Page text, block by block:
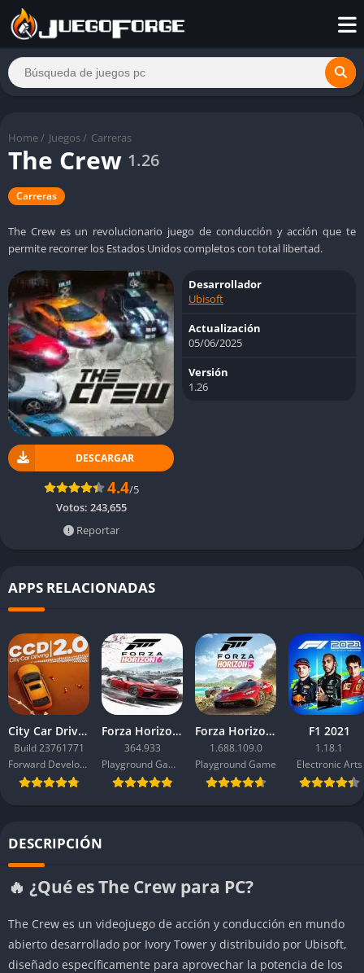
Home / Juegos / Carreras
The Crew 1.26
Carreras
The Crew es un revolucionario juego de conducción y acción que te
permite recorrer los Estados Unidos completos con total libertad.
DESCARGAR
4.4/5
Votos: 243,655
Reportar
Desarrollador
Ubisoft
Actualización
05/06/2025
Versión
1.26
APPS RELACIONADAS
City Car Driving 2.0
Build 23761771
Forward Development
Forza Horizon 6
364.933
Playground Games
Forza Horizon 5
1.688.109.0
Playground Game
F1 2021
1.18.1
Electronic Arts
DESCRIPCIÓN
🔥 ¿Qué es The Crew para PC?
The Crew es un videojuego de acción y conducción en mundo
abierto desarrollado por Ivory Tower y distribuido por Ubisoft,
diseñado específicamente para aprovechar la potencia de los